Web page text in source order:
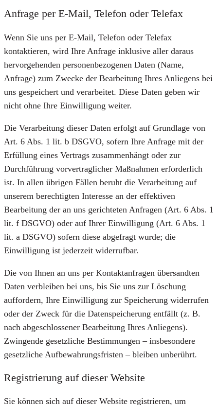
Anfrage per E-Mail, Telefon oder Telefax
Wenn Sie uns per E-Mail, Telefon oder Telefax
kontaktieren, wird Ihre Anfrage inklusive aller daraus
hervorgehenden personenbezogenen Daten (Name,
Anfrage) zum Zwecke der Bearbeitung Ihres Anliegens bei
uns gespeichert und verarbeitet. Diese Daten geben wir
nicht ohne Ihre Einwilligung weiter.
Die Verarbeitung dieser Daten erfolgt auf Grundlage von
Art. 6 Abs. 1 lit. b DSGVO, sofern Ihre Anfrage mit der
Erfüllung eines Vertrags zusammenhängt oder zur
Durchführung vorvertraglicher Maßnahmen erforderlich
ist. In allen übrigen Fällen beruht die Verarbeitung auf
unserem berechtigten Interesse an der effektiven
Bearbeitung der an uns gerichteten Anfragen (Art. 6 Abs. 1
lit. f DSGVO) oder auf Ihrer Einwilligung (Art. 6 Abs. 1
lit. a DSGVO) sofern diese abgefragt wurde; die
Einwilligung ist jederzeit widerrufbar.
Die von Ihnen an uns per Kontaktanfragen übersandten
Daten verbleiben bei uns, bis Sie uns zur Löschung
auffordern, Ihre Einwilligung zur Speicherung widerrufen
oder der Zweck für die Datenspeicherung entfällt (z. B.
nach abgeschlossener Bearbeitung Ihres Anliegens).
Zwingende gesetzliche Bestimmungen – insbesondere
gesetzliche Aufbewahrungsfristen – bleiben unberührt.
Registrierung auf dieser Website
Sie können sich auf dieser Website registrieren, um